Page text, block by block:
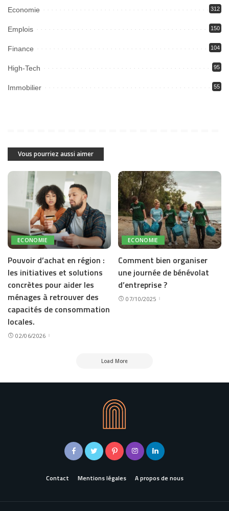
Economie 312
Emplois 150
Finance 104
High-Tech 95
Immobilier 55
Vous pourriez aussi aimer
ECONOMIE
Pouvoir d’achat en région :
les initiatives et solutions
concrètes pour aider les
ménages à retrouver des
capacités de consommation
locales.
02/06/2026
ECONOMIE
Comment bien organiser
une journée de bénévolat
d’entreprise ?
07/10/2025
Load More
Contact Mentions légales A propos de nous